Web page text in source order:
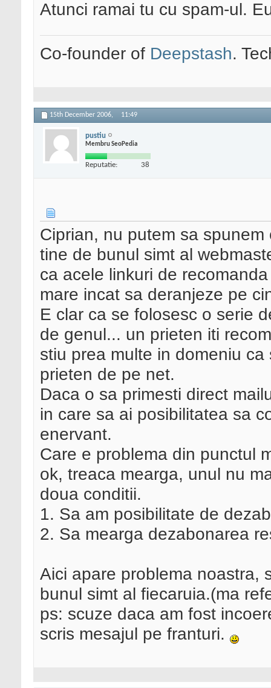
Atunci ramai tu cu spam-ul.
Co-founder of Deepstash.
15th December 2006, 11:49
pustiu
Membru SeoPedia
Reputatie: 38
Ciprian, nu putem sa
tine de bunul simt al
ca acele linkuri de
mare incat sa deranjeze pe
E clar ca se folosesc o serie
de genul... un prieten iti
stiu prea multe in domeniu
prieten de pe net.
Daca o sa primesti direct
in care sa ai posibilitatea sa
enervant.
Care e problema din punctul
ok, treaca mearga, unul nu
doua conditii.
1. Sa am posibilitate de
2. Sa mearga dezabonarea
Aici apare problema noastra,
bunul simt al fiecaruia.(ma
ps: scuze daca am fost
scris mesajul pe franturi.